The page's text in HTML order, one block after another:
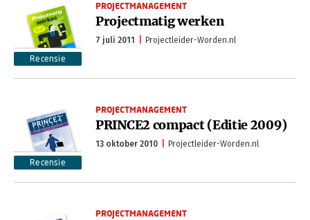
Recensie
PROJECTMANAGEMENT
Projectmatig werken
7 juli 2011 Projectleider-Worden.nl
Recensie
PROJECTMANAGEMENT
PRINCE2 compact (Editie 2009)
13 oktober 2010 Projectleider-Worden.nl
PROJECTMANAGEMENT